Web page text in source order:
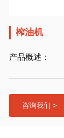
榨油机
产品概述：
咨询我们 >